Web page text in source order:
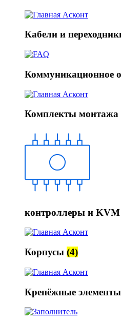
Кабели и
Коммуникационное
Комплекты монтажа
контроллеры и KVM
Корпусы (4)
Крепёжные элементы